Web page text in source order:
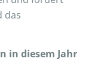
das
in diesem Jahr